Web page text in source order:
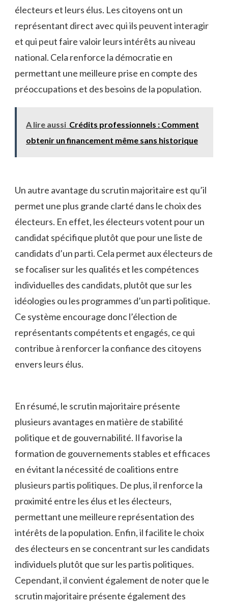
électeurs et leurs ​élus. Les citoyens ont un
représentant direct avec qui ils peuvent​ interagir
et qui peut⁤ faire⁣ valoir leurs intérêts ‍au niveau
national. Cela⁤ renforce la démocratie en
permettant ⁤une meilleure prise en compte des
préoccupations et des⁤ besoins de la ‍population.
A lire aussi Crédits professionnels : Comment
obtenir un financement même sans historique
Un ⁤autre avantage du ⁣scrutin​ majoritaire est qu’il​
permet une ‌plus grande clarté dans le choix des
électeurs.‌ En effet, les​ électeurs votent pour un
candidat spécifique plutôt que pour​ une⁣ liste de
candidats d’un parti. Cela permet‍ aux électeurs de
se focaliser sur les qualités ​et les compétences
individuelles des candidats,⁤ plutôt que‍ sur les
⁣idéologies ou ‍les‍ programmes ​d’un parti​ politique.
Ce système encourage donc l’élection de
représentants ⁣compétents et engagés,⁤ ce qui
contribue à renforcer⁢ la confiance des citoyens
envers leurs élus.
En résumé, le‍ scrutin majoritaire présente
plusieurs avantages‍ en matière​ de stabilité
politique et de ​gouvernabilité. Il‍ favorise la
formation ⁢de gouvernements stables ⁤et efficaces
en évitant‌ la nécessité ​de coalitions entre
plusieurs partis ⁣politiques. ‍De plus, il renforce la
proximité entre les élus et les électeurs,
permettant une meilleure représentation des
intérêts de la​ population. Enfin,​ il facilite⁢ le ‌choix
des électeurs ‍en se concentrant ‍sur les candidats
individuels ‌plutôt que sur⁤ les⁢ partis politiques.
Cependant, il ⁢convient également ​de noter que le
scrutin majoritaire présente également des